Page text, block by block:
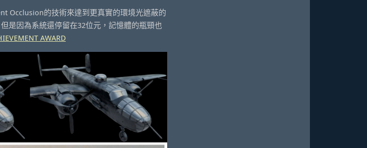
Occlusion的技術來達到更真實的環境光遮蔽的
是因為系統還停留在32位元，記憶體的瓶頸也
AWARD